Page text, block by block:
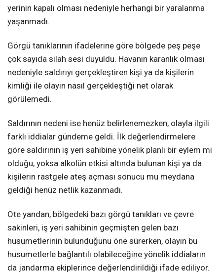
yerinin kapalı olması nedeniyle herhangi bir yaralanma
yaşanmadı.
Görgü tanıklarının ifadelerine göre bölgede peş peşe
çok sayıda silah sesi duyuldu. Havanın karanlık olması
nedeniyle saldırıyı gerçekleştiren kişi ya da kişilerin
kimliği ile olayın nasıl gerçekleştiği net olarak
görülemedi.
Saldırının nedeni ise henüz belirlenemezken, olayla ilgili
farklı iddialar gündeme geldi. İlk değerlendirmelere
göre saldırının iş yeri sahibine yönelik planlı bir eylem mi
olduğu, yoksa alkolün etkisi altında bulunan kişi ya da
kişilerin rastgele ateş açması sonucu mu meydana
geldiği henüz netlik kazanmadı.
Öte yandan, bölgedeki bazı görgü tanıkları ve çevre
sakinleri, iş yeri sahibinin geçmişten gelen bazı
husumetlerinin bulunduğunu öne sürerken, olayın bu
husumetlerle bağlantılı olabileceğine yönelik iddiaların
da jandarma ekiplerince değerlendirildiği ifade ediliyor.